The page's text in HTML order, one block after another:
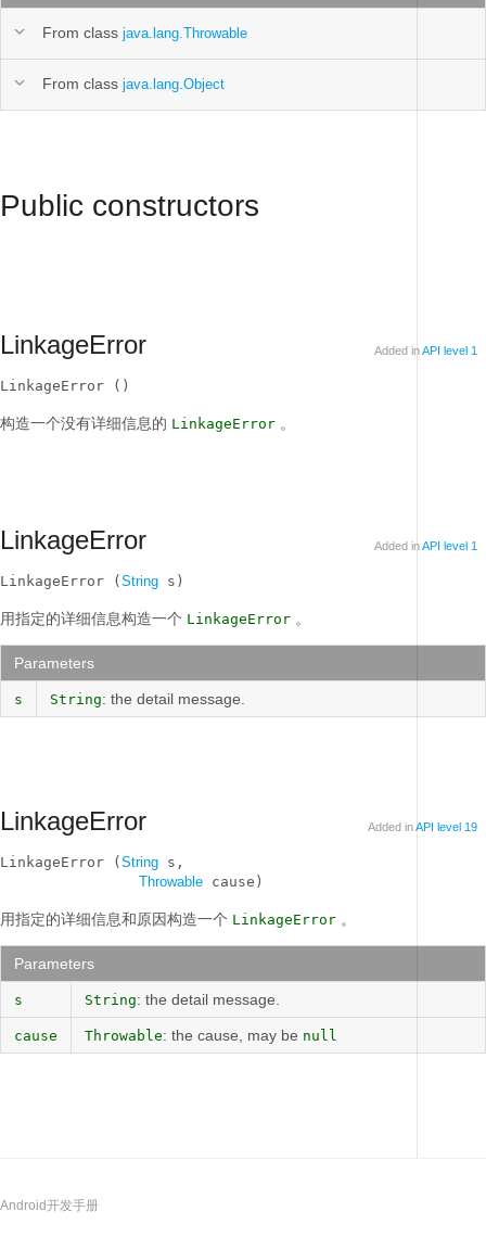
From class java.lang.Throwable
From class java.lang.Object
Public constructors
LinkageError Added inAPI level 1
LinkageError ()
构造一个没有详细信息的 LinkageError 。
LinkageError Added inAPI level 1
LinkageError ( String s)
用指定的详细信息构造一个 LinkageError 。
Parameters
s String: the detail message.
LinkageError Added inAPI level 19
LinkageError ( String s,
Throwable cause)
用指定的详细信息和原因构造一个 LinkageError 。
Parameters
s String: the detail message.
cause Throwable: the cause, may be null
Android开发手册